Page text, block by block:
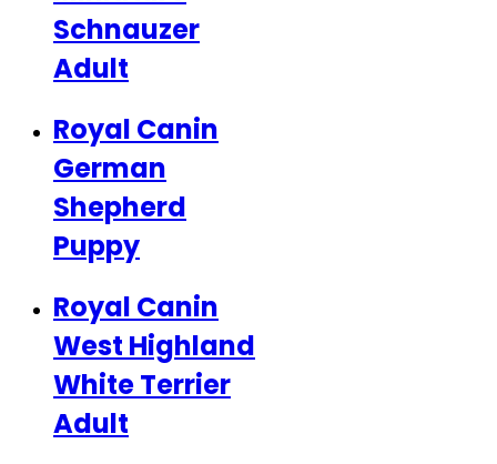
Schnauzer
Adult
Royal Canin
German
Shepherd
Puppy
Royal Canin
West Highland
White Terrier
Adult